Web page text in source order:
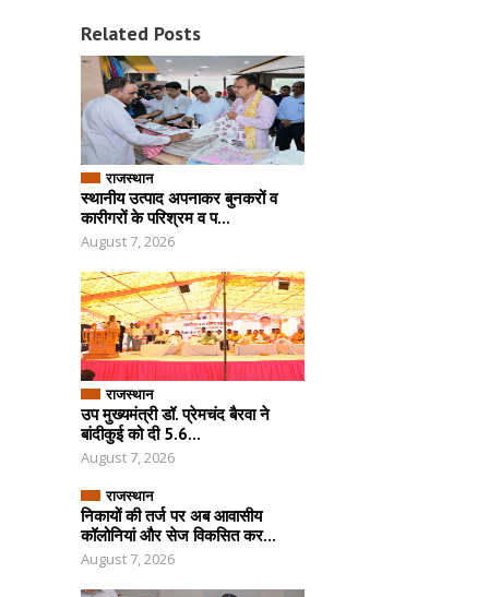
Related Posts
राजस्थान
स्थानीय उत्पाद अपनाकर बुनकरों व
कारीगरों के परिश्रम व प...
August 7, 2026
राजस्थान
उप मुख्यमंत्री डॉ. प्रेमचंद बैरवा ने
बांदीकुई को दी 5.6...
August 7, 2026
राजस्थान
निकायों की तर्ज पर अब आवासीय
कॉलोनियां और सेज विकसित कर...
August 7, 2026